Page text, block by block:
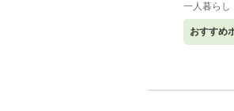
一人暮らし
おすすめ